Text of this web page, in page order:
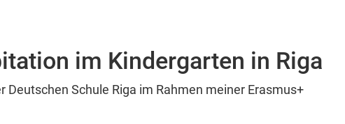
im Kindergarten in Riga
Deutschen Schule Riga im Rahmen meiner Erasmus+